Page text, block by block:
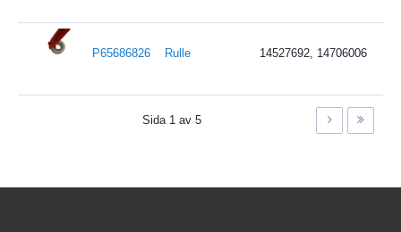
P65686826 Rulle 14527692, 14706006
Sida 1 av 5